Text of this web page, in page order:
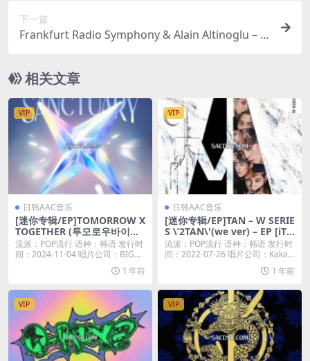
下一篇
Frankfurt Radio Symphony & Alain Altinoglu – S
Symphonies, Vol. 1) (2025) [Hi-Res 24bit/48KHz F
LAC]
相关文章
VIP
日韩AAC音乐
[迷你专辑/EP]TOMORROW X
TOGETHER (투모로우바이투
게더) – The Star Chapter: S
ANCTUARY – EP (2024) [iTu
流派：POP流行 语种：韩语 发行时
间：2024-11-04 唱片公司：BIG
1 年前
VIP
日韩AAC音乐
[迷你专辑/EP]TAN – W SERIE
S \’2TAN\'(we ver) – EP [iTu
nes Plus M4A]
流派：POP流行 语种：韩语 发行时
间：2022-07-26 唱片公司：Kaka...
1 年前
VIP VIP